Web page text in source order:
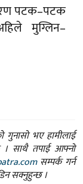
पटक–पटक
मुग्लिन–
गुनासो भए हामीलाई
साथै तपाई आफ्नो
सम्पर्क गर्न
सक्नुहुन्छ ।